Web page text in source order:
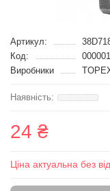
Артикул:
Код:
Виробники
24 ₴
Ціна актуальна без